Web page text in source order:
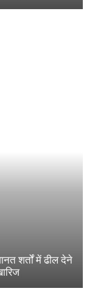
शर्तों में ढील देने